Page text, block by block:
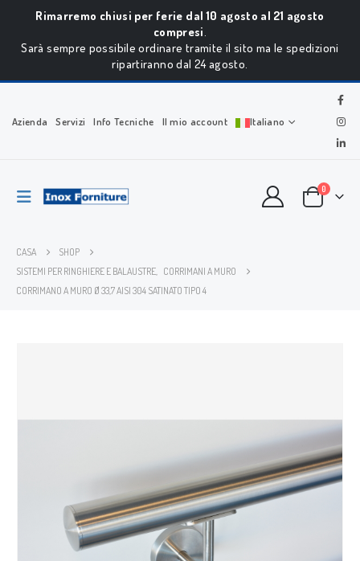
Rimarremo chiusi per ferie dal 10 agosto al 21 agosto
compresi.
Sarà sempre possibile ordinare tramite il sito ma le spedizioni
ripartiranno dal 24 agosto.
Azienda Servizi Info Tecniche Il mio account Italiano
0
CASA
SHOP
SISTEMI PER RINGHIERE E BALAUSTRE, CORRIMANI A MURO
CORRIMANO A MURO Ø 33,7 AISI 304 SATINATO TIPO 4